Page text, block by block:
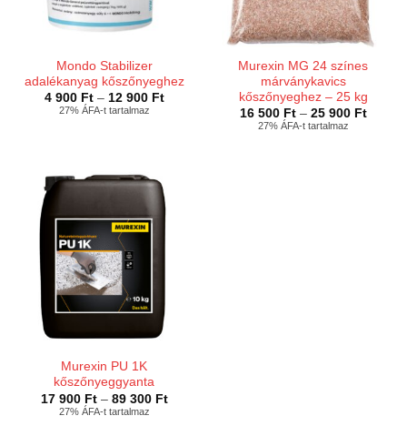
Mondo Stabilizer
adalékanyag kőszőnyeghez
4 900 Ft – 12 900 FtÁrtartomány:
27% ÁFA-t tartalmaz
Murexin MG 24 színes
márványkavics
kőszőnyeghez – 25 kg
16 500 Ft – 25 900 Ft
27% ÁFA-t tartalmaz
Murexin PU 1K
kőszőnyeggyanta
17 900 Ft – 89 300 FtÁrtartomány:
27% ÁFA-t tartalmaz